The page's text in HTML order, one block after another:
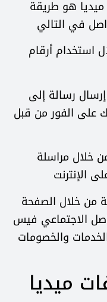
هو طريقة
استخدام أرقام
رسالة إلى
على الفور من قبل
خلال مراسلة
من خلال الصفحة
الاجتماعي فيس
والخصومات
ميديا